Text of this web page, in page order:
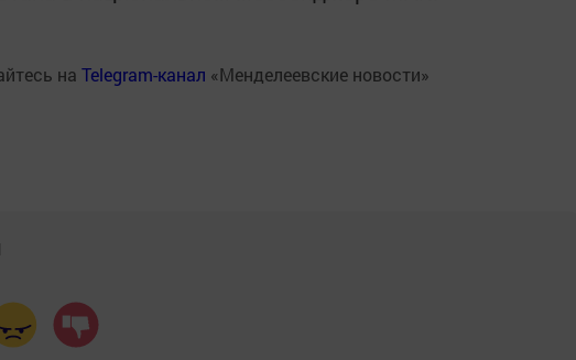
на Telegram-канал «Менделеевские новости»